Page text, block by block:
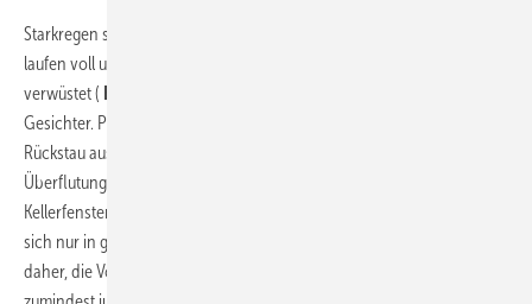
Starkregen setzt immer wieder Straßen unter Wasser, unzählige Keller
laufen voll und ganze Landstriche werden durch Wetterkapriolen
verwüstet (
Gesichter. Per Definition gilt es abzugrenzen, ob ein Schaden durch
Rückstau aus dem öffentlichen Kanalsystem entstanden ist oder eine
Überflutung stattgefunden hat, sprich das Wasser von außen durch
Kellerfenster oder -türen eingedrungen ist. Gegen Letzteres kann man
sich nur in geringem Maße schützen. Aus planerischer Sicht gilt es
daher, die Vorgaben des Überflutungsschutzes zu beachten – um